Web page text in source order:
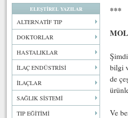
ELEŞTİREL YAZILAR
ALTERNATİF TIP
DOKTORLAR
HASTALIKLAR
İLAÇ ENDÜSTRİSİ
İLAÇLAR
SAĞLIK SİSTEMİ
TIP EĞİTİMİ
***
bilgi
de
Ve